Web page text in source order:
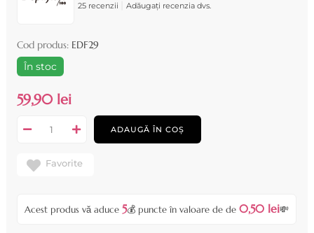
25 recenzii Adăugați recenzia dvs.
Cod produs: EDF29
În stoc
59,90 lei
ADAUGĂ ÎN COȘ
Favorite
Acest produs vă aduce 5💰 puncte în valoare de de 0,50 lei💸